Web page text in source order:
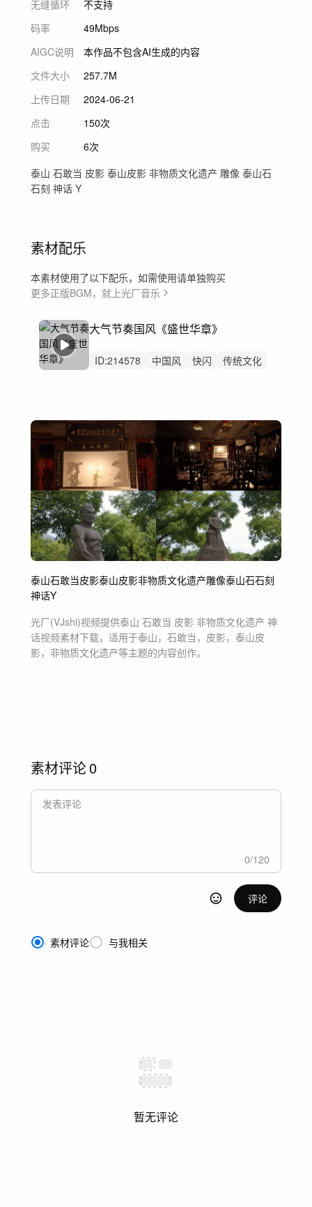
无缝循环
不支持
码率
49Mbps
AIGC说明
本作品不包含AI生成的内容
文件大小
257.7M
上传日期
2024-06-21
点击
150次
购买
6次
泰山 石敢当 皮影 泰山皮影 非物质文化遗产 雕像 泰山石
石刻 神话 Y
素材配乐
本素材使用了以下配乐，如需使用请单独购买
更多正版BGM，就上光厂音乐
大气节奏国风《盛世华章》
ID:214578 中国风 快闪
传统文化
30秒一分钟卡点
国家宝藏
中国风打击
龙舟 非遗
泰山石敢当皮影泰山皮影非物质文化遗产雕像泰山石石刻
神话Y
光厂(VJshi)视频提供泰山 石敢当 皮影 非物质文化遗产 神
话视频素材下载，适用于泰山，石敢当，皮影，泰山皮
影，非物质文化遗产等主题的内容创作。
素材评论0
0/120
评论
素材评论 与我相关
暂无评论